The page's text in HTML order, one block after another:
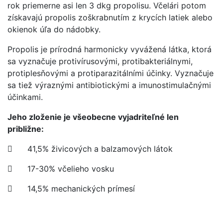
rok priemerne asi len 3 dkg propolisu. Včelári potom
získavajú propolis zoškrabnutím z krycích latiek alebo
okienok úľa do nádobky.
Propolis je prírodná harmonicky vyvážená látka, ktorá
sa vyznačuje protivírusovými, protibakteriálnymi,
protiplesňovými a protiparazitálními účinky. Vyznačuje
sa tiež výraznými antibiotickými a imunostimulačnými
účinkami.
Jeho zloženie je všeobecne vyjadriteľné len
približne:
 41,5% živicových a balzamových látok
 17-30% včelieho vosku
 14,5% mechanických prímesí